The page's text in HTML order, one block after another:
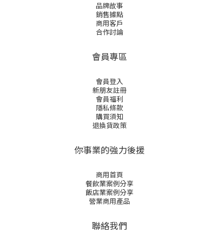
品牌故事
銷售據點
商用客戶
合作討論
會員專區
會員登入
新朋友註冊
會員福利
隱私條款
購買須知
退換貨政策
你事業的強力後援
商用首頁
餐飲業案例分享
飯店業案例分享
營業商用產品
聯絡我們